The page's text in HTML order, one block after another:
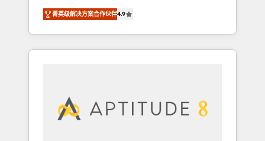
vos enjeux et intégrons parfaitement
HubSpot dans votre organisation. Pour toute
question technique ou besoin de
structuration de votre projet HubSpot,
entreprises B2B à travers l’acquisition de
nouveaux clients, l'intégration CRM et le
développement des revenus auprès de vos
comptes existants. En France et à
digitale et des startups florissantes. Nos 3
grandes expertises sont : ➤ L’intégration de
菁英级解决方案合作伙伴4.9